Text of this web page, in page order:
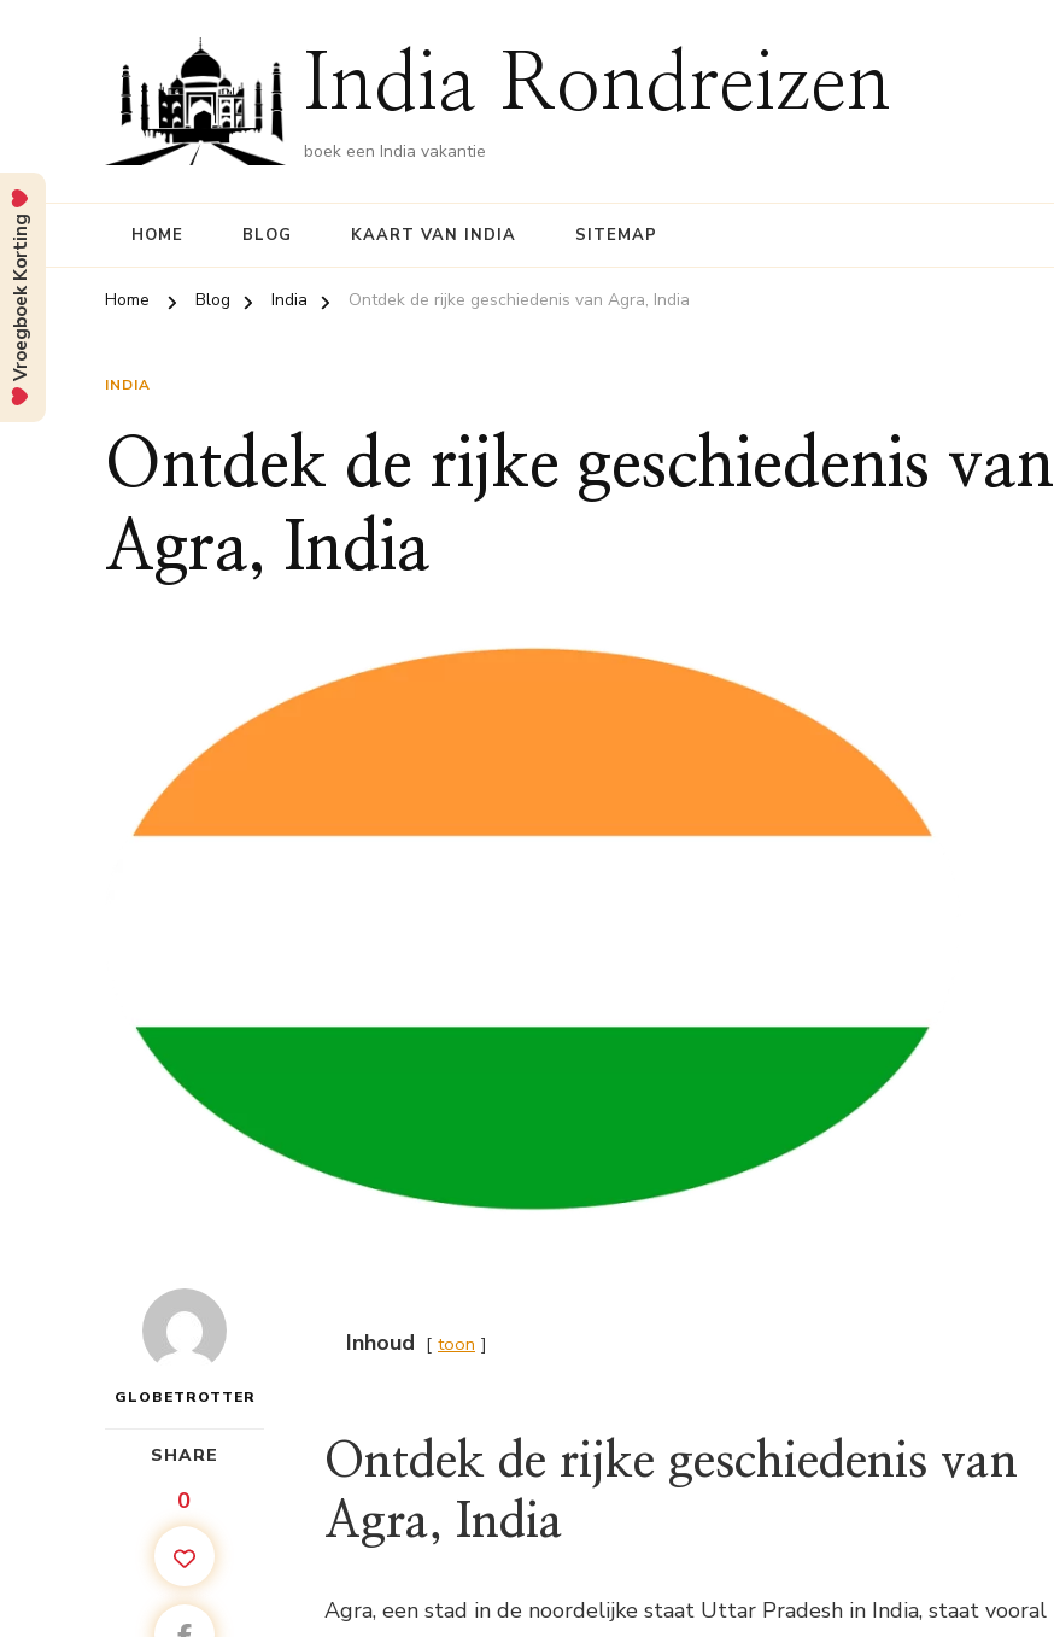
India Rondreizen
boek een India vakantie
HOME BLOG KAART VAN INDIA SITEMAP
Home Blog India Ontdek de rijke geschiedenis van Agra, India
INDIA
Ontdek de rijke geschiedenis van
Agra, India
GLOBETROTTER
SHARE
0
Inhoud toon
Ontdek de rijke geschiedenis van
Agra, India
Agra, een stad in de noordelijke staat Uttar Pradesh in India, staat vooral
Vroegboek Korting